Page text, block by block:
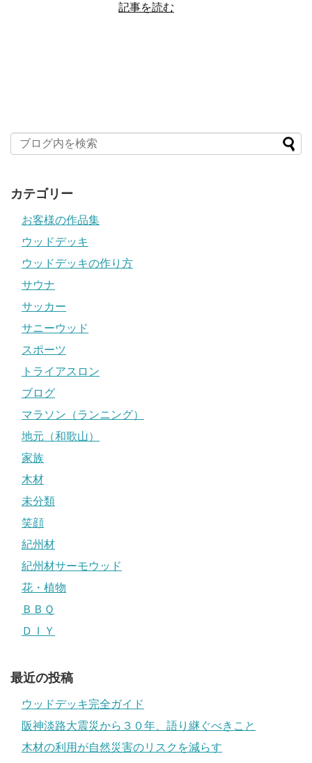
記事を読む
カテゴリー
お客様の作品集
ウッドデッキ
ウッドデッキの作り方
サウナ
サッカー
サニーウッド
スポーツ
トライアスロン
ブログ
マラソン（ランニング）
地元（和歌山）
家族
木材
未分類
笑顔
紀州材
紀州材サーモウッド
花・植物
ＢＢＱ
ＤＩＹ
最近の投稿
ウッドデッキ完全ガイド
阪神淡路大震災から３０年、語り継ぐべきこと
木材の利用が自然災害のリスクを減らす